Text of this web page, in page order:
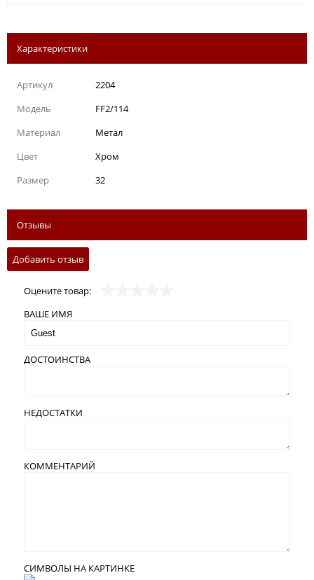
Характеристики
Артикул
2204
Модель
FF2/114
Материал
Метал
Цвет
Хром
Размер
32
Отзывы
Добавить отзыв
Оцените товар:
ВАШЕ ИМЯ
ДОСТОИНСТВА
НЕДОСТАТКИ
КОММЕНТАРИЙ
СИМВОЛЫ НА КАРТИНКЕ